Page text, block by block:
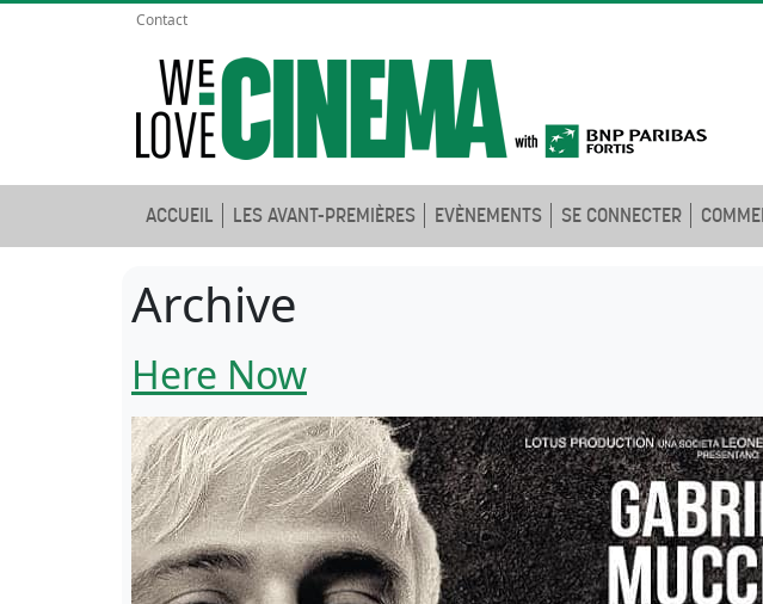
Contact
ACCUEIL LES AVANT-PREMIÈRES EVÈNEMENTS SE CONNECTER
Archive
Here Now